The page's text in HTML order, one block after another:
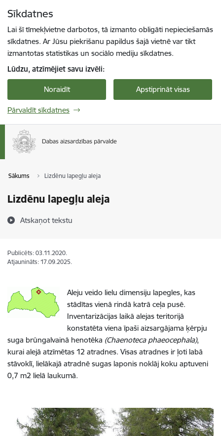
Sīkdatnes
Lai šī tīmekļvietne darbotos, tā izmanto obligāti nepieciešamās
sīkdatnes. Ar Jūsu piekrišanu papildus šajā vietnē var tikt
izmantotas statistikas un sociālo mediju sīkdatnes.
Lūdzu, atzīmējiet savu izvēli:
Noraidīt Apstiprināt visas
Pārvaldīt sīkdatnes
Sākums Lizdēnu lapegļu aleja
Lizdēnu lapegļu aleja
Atskaņot tekstu
Publicēts: 03.11.2020.
Atjaunināts: 17.09.2025.
Aleju veido lielu dimensiju lapegles, kas
stādītas vienā rindā katrā ceļa pusē.
Inventarizācijas laikā alejas teritorijā
konstatēta viena īpaši aizsargājama ķērpju
suga brūngalvainā henotēka (Chaenoteca phaeocephala),
kurai alejā atzīmētas 12 atradnes. Visas atradnes ir ļoti labā
stāvoklī, lielākajā atradnē sugas laponis noklāj koku aptuveni
0,7 m2 lielā laukumā.